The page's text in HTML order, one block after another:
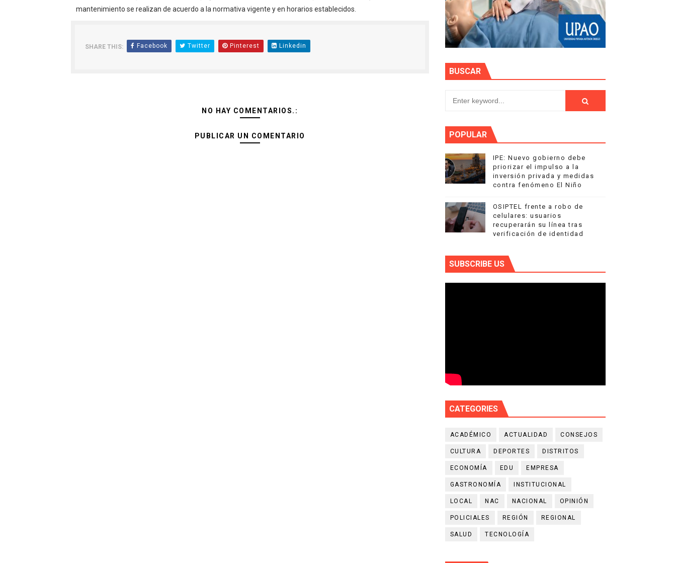
mantenimiento se realizan de acuerdo a la normativa vigente y en horarios establecidos.
SHARE THIS: Facebook Twitter Pinterest Linkedin
NO HAY COMENTARIOS.:
PUBLICAR UN COMENTARIO
BUSCAR
POPULAR
IPE: Nuevo gobierno debe
priorizar el impulso a la
inversión privada y medidas
contra fenómeno El Niño
OSIPTEL frente a robo de
celulares: usuarios
recuperarán su línea tras
verificación de identidad
SUBSCRIBE US
CATEGORIES
ACADÉMICO ACTUALIDAD CONSEJOS
CULTURA DEPORTES DISTRITOS
ECONOMÍA EDU EMPRESA
GASTRONOMÍA INSTITUCIONAL
LOCAL NAC NACIONAL OPINIÓN
POLICIALES REGIÓN REGIONAL
SALUD TECNOLOGÍA